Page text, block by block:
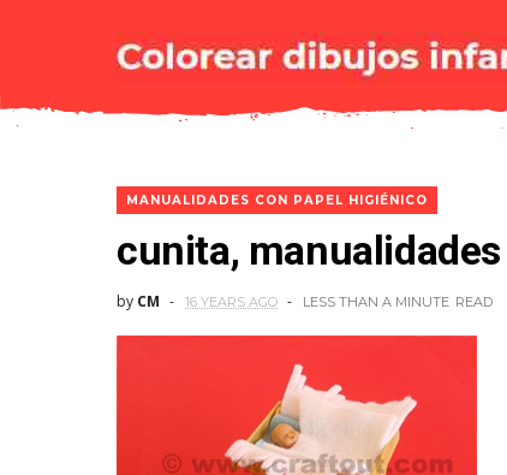
MANUALIDADES CON PAPEL HIGIÉNICO
cunita,
by CM 16 YEARS AGO LESS THAN A MINUTE READ